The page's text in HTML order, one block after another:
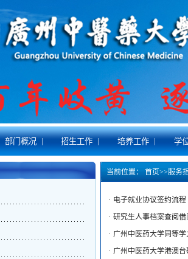
部门概况 | 招生工作 | 培养工作 | 学
当前位置： 首页>>服务
· 电子就业协议签约流程
· 研究生人事档案查阅
· 广州中医药大学同等
· 广州中医药大学港澳